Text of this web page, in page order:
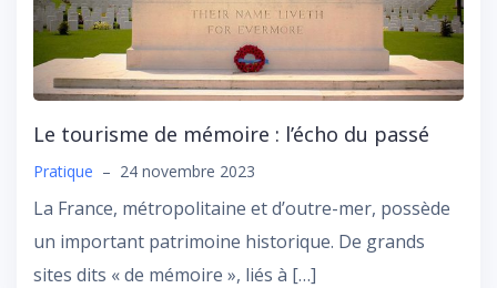
Le tourisme de mémoire : l’écho du passé
Pratique – 24 novembre 2023
La France, métropolitaine et d’outre-mer, possède
un important patrimoine historique. De grands
sites dits « de mémoire », liés à […]